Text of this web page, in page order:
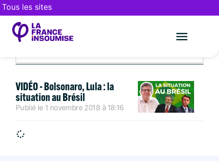
Tous les sites
NOVEMBRE 1, 2018
VIDÉO - Bolsonaro, Lula : la
situation au Brésil
Publié le 1 novembre 2018 à 18:16